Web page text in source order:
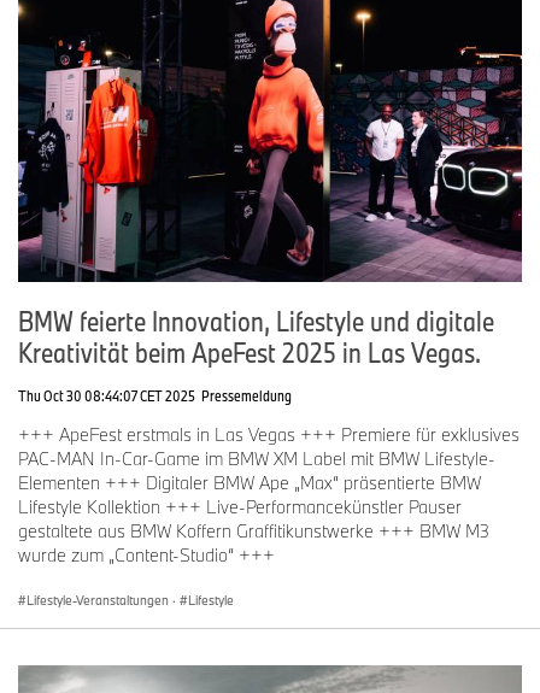
BMW feierte Innovation, Lifestyle und digitale
Kreativität beim ApeFest 2025 in Las Vegas.
Thu Oct 30 08:44:07 CET 2025 Pressemeldung
+++ ApeFest erstmals in Las Vegas +++ Premiere für exklusives
PAC-MAN In-Car-Game im BMW XM Label mit BMW Lifestyle-
Elementen +++ Digitaler BMW Ape „Max“ präsentierte BMW
Lifestyle Kollektion +++ Live-Performancekünstler Pauser
gestaltete aus BMW Koffern Graffitikunstwerke +++ BMW M3
wurde zum „Content-Studio“ +++
Lifestyle-Veranstaltungen · Lifestyle